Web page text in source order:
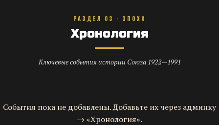
РАЗДЕЛ 03 · ЭПОХИ
Хронология
Ключевые события истории Союза 1922—1991
События пока не добавлены. Добавьте их через админку
→ «Хронология».